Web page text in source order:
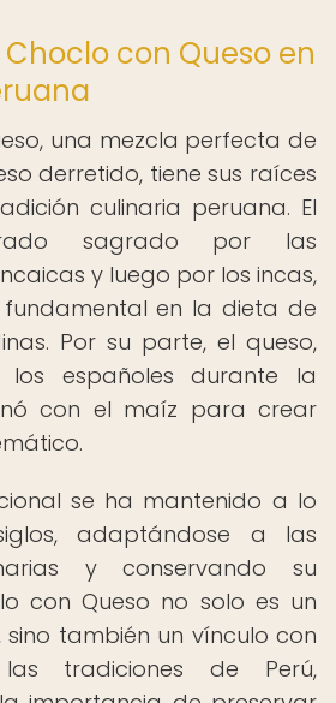
con Queso en
una mezcla perfecta de
derretido, tiene sus raíces
culinaria peruana. El
sagrado por las
y luego por los incas,
en la dieta de
Por su parte, el queso,
los españoles durante la
con el maíz para crear
se ha mantenido a lo
adaptándose a las
y conservando su
con Queso no solo es un
sino también un vínculo con
tradiciones de Perú,